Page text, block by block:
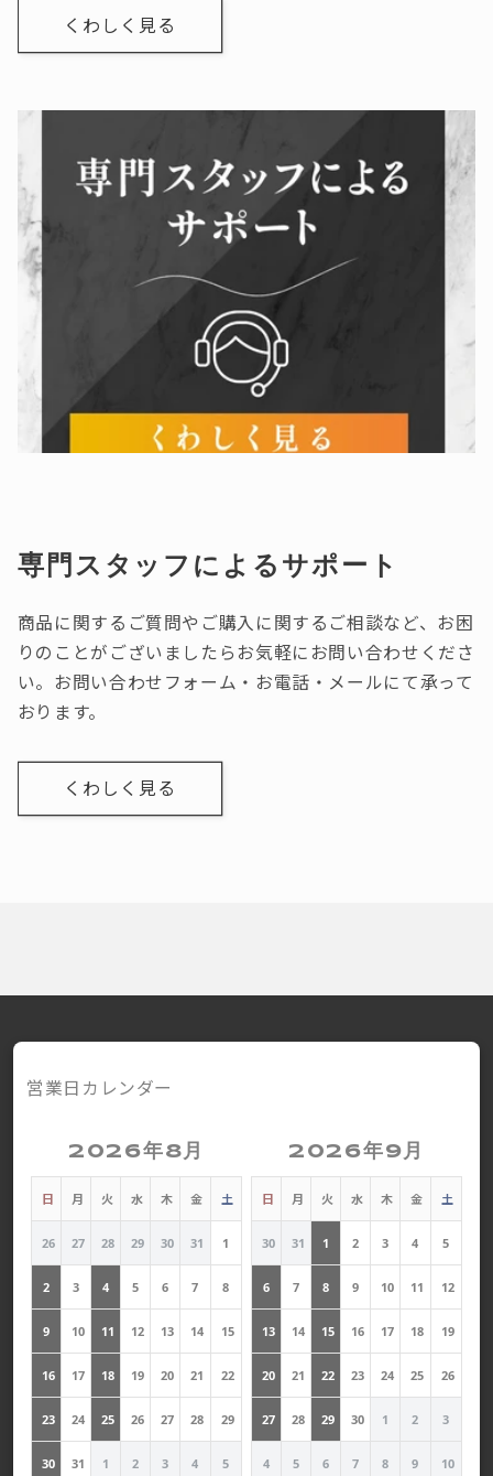
くわしく見る
専門スタッフによるサポート
商品に関するご質問やご購入に関するご相談など、お困
りのことがございましたらお気軽にお問い合わせくださ
い。お問い合わせフォーム・お電話・メールにて承って
おります。
くわしく見る
営業日カレンダー
2026年8月
日 月 火 水 木 金 土
26 27 28 29 30 31 1
2 3 4 5 6 7 8
9 10 11 12 13 14 15
16 17 18 19 20 21 22
23 24 25 26 27 28 29
30 31 1 2 3 4 5
2026年9月
日 月 火 水 木 金 土
30 31 1 2 3 4 5
6 7 8 9 10 11 12
13 14 15 16 17 18 19
20 21 22 23 24 25 26
27 28 29 30 1 2 3
4 5 6 7 8 9 10